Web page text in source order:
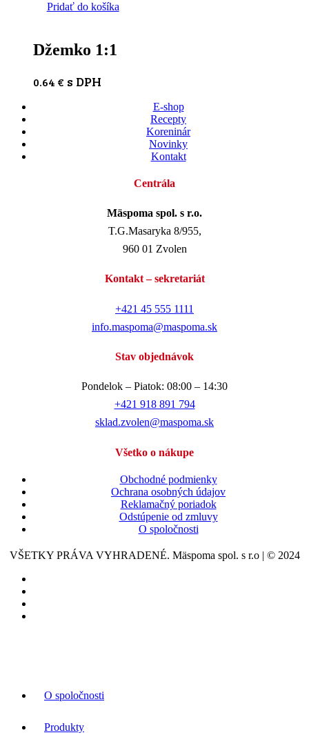
Pridať do košíka
Džemko 1:1
0.64 € s DPH
E-shop
Recepty
Koreninár
Novinky
Kontakt
Centrála
Mäspoma spol. s r.o.
T.G.Masaryka 8/955,
960 01 Zvolen
Kontakt – sekretariát
+421 45 555 1111
info.maspoma@maspoma.sk
Stav objednávok
Pondelok – Piatok: 08:00 – 14:30
+421 918 891 794
sklad.zvolen@maspoma.sk
Všetko o nákupe
Obchodné podmienky
Ochrana osobných údajov
Reklamačný poriadok
Odstúpenie od zmluvy
O spoločnosti
VŠETKY PRÁVA VYHRADENÉ. Mäspoma spol. s r.o | © 2024
O spoločnosti
Produkty